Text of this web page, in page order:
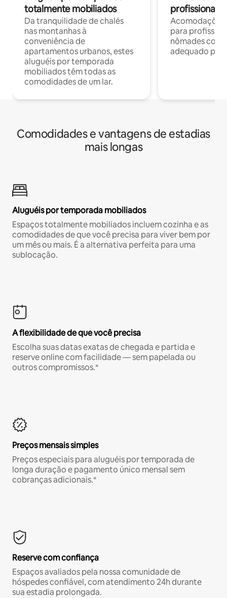
totalmente mobiliados
Da tranquilidade de chalés
nas montanhas à
conveniência de
apartamentos urbanos, estes
aluguéis por temporada
mobiliados têm todas as
comodidades de um lar.
profissionais
para
nômades com
adequado
Comodidades e vantagens de estadias
mais longas
Aluguéis por temporada mobiliados
Espaços totalmente mobiliados incluem cozinha e as
comodidades de que você precisa para viver bem por
um mês ou mais. É a alternativa perfeita para uma
sublocação.
A flexibilidade de que você precisa
Escolha suas datas exatas de chegada e partida e
reserve online com facilidade — sem papelada ou
outros compromissos.*
Preços mensais simples
Preços especiais para aluguéis por temporada de
longa duração e pagamento único mensal sem
cobranças adicionais.*
Reserve com confiança
Espaços avaliados pela nossa comunidade de
hóspedes confiável, com atendimento 24h durante
sua estadia prolongada.